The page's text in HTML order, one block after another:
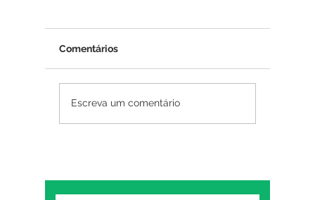
Psicoterapia online
Comentários
Escreva um comentário